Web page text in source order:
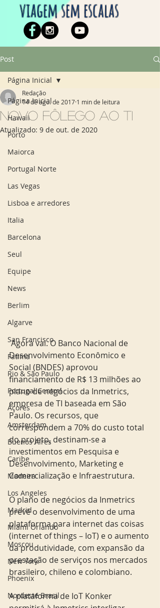
viagem sem escalas
Post
Página Inicial
Hawaii
Porto
Maiorca
Portugal Norte
Las Vegas
Lisboa e arredores
Italia
Barcelona
Seul
Equipe
News
Berlim
Algarve
San Francisco
Fatima
Rio & São Paulo
Portugal Central
Açores
Amsterdam
Buenos Aires
Caribe
Madeira
Los Angeles
Madrid
Miami Orlando
Moscou
New York
Phoenix
Nordeste Brasil
Página Inicial
Novo fôlego ao TI
Redação
14 de ago. de 2017 1 min de leitura
Atualizado: 9 de out. de 2020
Agora vai. O Banco Nacional de
Desenvolvimento Econômico e
Social (BNDES) aprovou
financiamento de R$ 13 milhões ao
plano de negócios da Inmetrics,
empresa de TI baseada em São
Paulo. Os recursos, que
correspondem a 70% do custo total
do projeto, destinam-se a
investimentos em Pesquisa e
Desenvolvimento, Marketing e
Comercialização e Infraestrutura.
O plano de negócios da Inmetrics
prevê o desenvolvimento de uma
plataforma para internet das coisas
(internet of things – IoT) e o aumento
da produtividade, com expansão da
prestação de serviços nos mercados
brasileiro, chileno e colombiano.
A plataforma de IoT Konker